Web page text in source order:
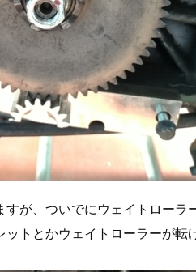
が、ついでにウェイトローラ
トとかウェイトローラーが転